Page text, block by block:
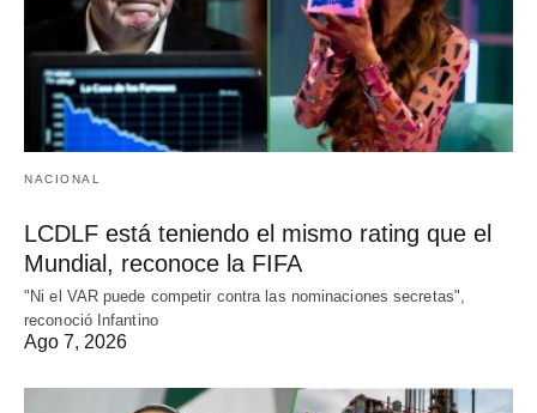
NACIONAL
LCDLF está teniendo el mismo rating que el
Mundial, reconoce la FIFA
"Ni el VAR puede competir contra las nominaciones secretas",
reconoció Infantino
Ago 7, 2026